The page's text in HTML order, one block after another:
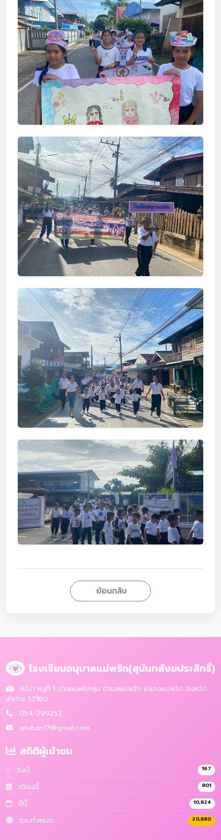
ย้อนกลับ
โรงเรียนอนุบาลแม่พริก(สุนันทสังฆประสิทธิ์)
62/1 หมู่ที่ 1 บ้านแม่พริกลุ่ม ตำบลแม่พริก อำเภอแม่พริก จังหวัด
ลำปาง 52180
054-299252
anuban17@gmail.com
สถิติผู้เข้าชม
วันนี้: 167
เดือนนี้: 801
ปีนี้: 10,824
รวมทั้งหมด: 20,880